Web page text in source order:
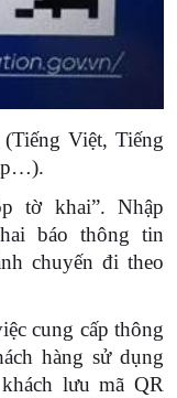
Việt, Tiếng
tờ khai”. Nhập
báo thông tin
chuyến đi theo
cung cấp thông
hàng sử dụng
lưu mã QR